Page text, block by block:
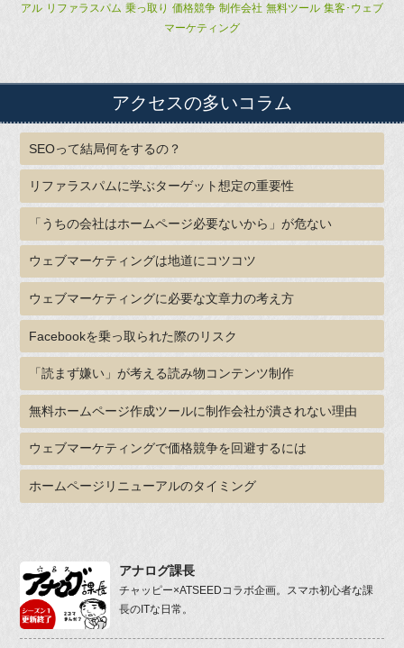
アル リファラスパム 乗っ取り 価格競争 制作会社 無料ツール 集客･ウェブ
マーケティング
アクセスの多いコラム
SEOって結局何をするの？
リファラスパムに学ぶターゲット想定の重要性
「うちの会社はホームページ必要ないから」が危ない
ウェブマーケティングは地道にコツコツ
ウェブマーケティングに必要な文章力の考え方
Facebookを乗っ取られた際のリスク
「読まず嫌い」が考える読み物コンテンツ制作
無料ホームページ作成ツールに制作会社が潰されない理由
ウェブマーケティングで価格競争を回避するには
ホームページリニューアルのタイミング
アナログ課長
チャッピー×ATSEEDコラボ企画。スマホ初心者な課
長のITな日常。